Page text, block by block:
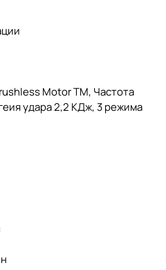
Motor TM, Частота
удара 2,2 КДж, 3 режима